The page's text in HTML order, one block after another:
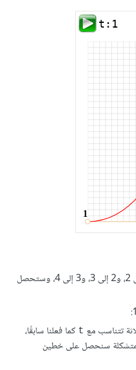
صل بين النقاط الحاكمة 1 إلى 2، و2 إلى 3، و3 إلى 4، وستحصل
تتناسب مع t كما فعلنا سابقًا،
سنحصل على خطين